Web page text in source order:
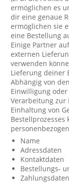
ermöglichen es
dir eine genaue
ermöglichen sie
eine Bestellung
Einige Partner
externen
verwenden
Lieferung deiner
Abhängig von
Einwilligung
Verarbeitung zur
Einhaltung von
Name
Adressdaten
Kontaktdaten
Bestellungs-
Zahlungsdaten